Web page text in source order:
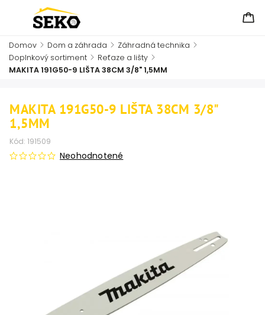
Domov / Dom a záhrada / Záhradná technika /
Doplnkový sortiment / Reťaze a lišty /
MAKITA 191G50-9 LIŠTA 38CM 3/8" 1,5MM
MAKITA 191G50-9 LIŠTA 38CM 3/8"
1,5MM
Kód: 191509
Neohodnotené